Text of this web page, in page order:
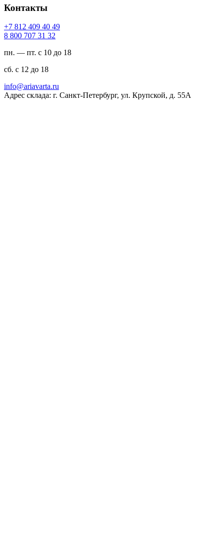
Контакты
94 04 904 218 7+
23 13 707 008 8
пн. — пт. с 10 до 18
сб. с 12 до 18
ur.atravaira@ofni
Адрес склада: г. Санкт-Петербург, ул. Крупской, д. 55А